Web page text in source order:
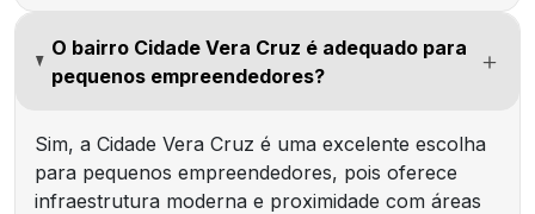
O bairro Cidade Vera Cruz é adequado para
pequenos empreendedores?
Sim, a Cidade Vera Cruz é uma excelente escolha
para pequenos empreendedores, pois oferece
infraestrutura moderna e proximidade com áreas